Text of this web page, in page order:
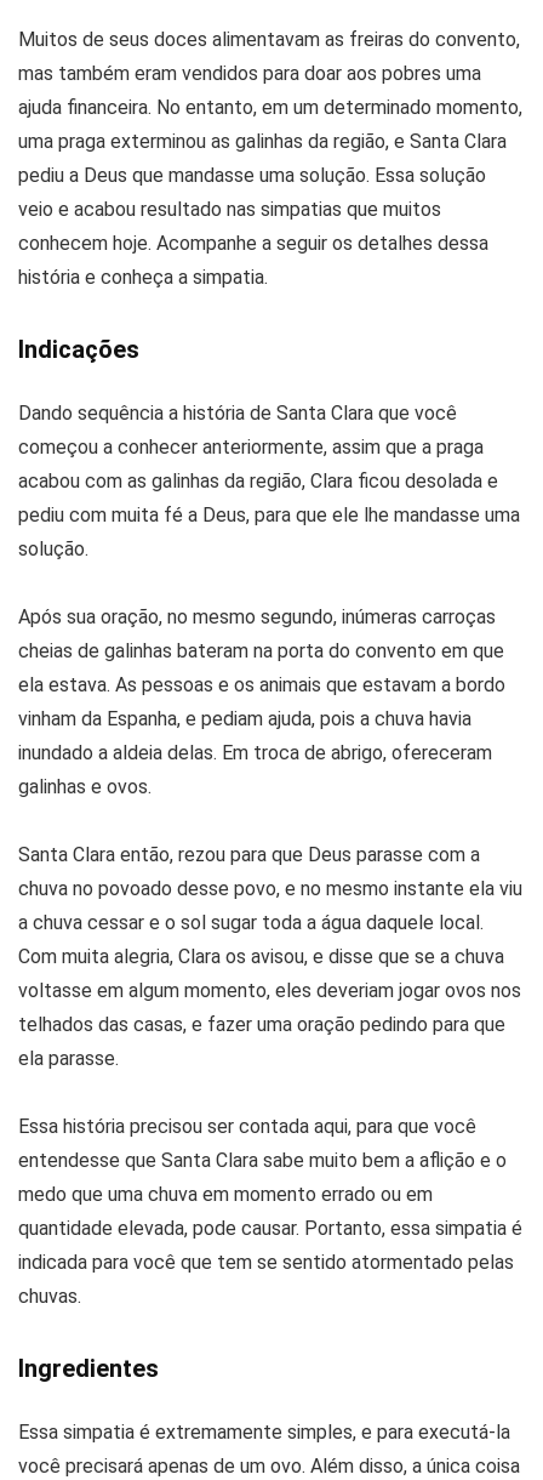
Muitos de seus doces alimentavam as freiras do convento,
mas também eram vendidos para doar aos pobres uma
ajuda financeira. No entanto, em um determinado momento,
uma praga exterminou as galinhas da região, e Santa Clara
pediu a Deus que mandasse uma solução. Essa solução
veio e acabou resultado nas simpatias que muitos
conhecem hoje. Acompanhe a seguir os detalhes dessa
história e conheça a simpatia.
Indicações
Dando sequência a história de Santa Clara que você
começou a conhecer anteriormente, assim que a praga
acabou com as galinhas da região, Clara ficou desolada e
pediu com muita fé a Deus, para que ele lhe mandasse uma
solução.
Após sua oração, no mesmo segundo, inúmeras carroças
cheias de galinhas bateram na porta do convento em que
ela estava. As pessoas e os animais que estavam a bordo
vinham da Espanha, e pediam ajuda, pois a chuva havia
inundado a aldeia delas. Em troca de abrigo, ofereceram
galinhas e ovos.
Santa Clara então, rezou para que Deus parasse com a
chuva no povoado desse povo, e no mesmo instante ela viu
a chuva cessar e o sol sugar toda a água daquele local.
Com muita alegria, Clara os avisou, e disse que se a chuva
voltasse em algum momento, eles deveriam jogar ovos nos
telhados das casas, e fazer uma oração pedindo para que
ela parasse.
Essa história precisou ser contada aqui, para que você
entendesse que Santa Clara sabe muito bem a aflição e o
medo que uma chuva em momento errado ou em
quantidade elevada, pode causar. Portanto, essa simpatia é
indicada para você que tem se sentido atormentado pelas
chuvas.
Ingredientes
Essa simpatia é extremamente simples, e para executá-la
você precisará apenas de um ovo. Além disso, a única coisa